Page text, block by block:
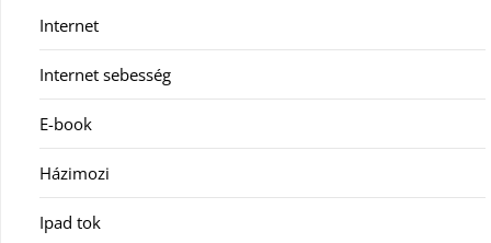
Internet
Internet sebesség
E-book
Házimozi
Ipad tok